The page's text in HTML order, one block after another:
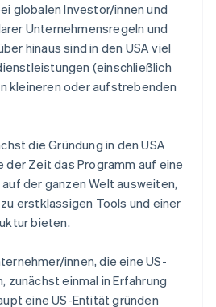
globalen Investor/innen und
Unternehmensregeln und
hinaus sind in den USA viel
(einschließlich
kleineren oder aufstrebenden
die Gründung in den USA
der Zeit das Programm auf eine
der ganzen Welt ausweiten,
erstklassigen Tools und einer
bieten.
innen, die eine US-
zunächst einmal in Erfahrung
eine US-Entität gründen
English